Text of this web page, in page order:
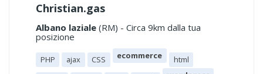
Christian.gas
Albano laziale (RM) - Circa 9km dalla tua
posizione
PHP ajax CSS ecommerce
html